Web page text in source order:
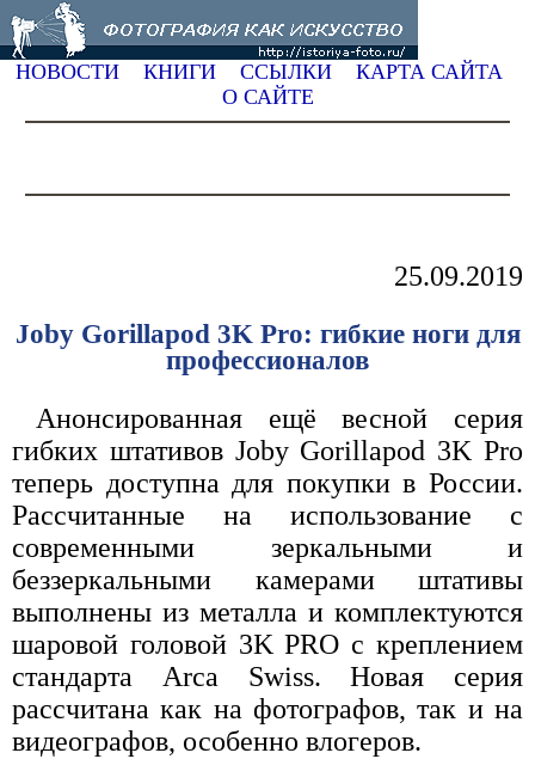
НОВОСТИ КНИГИ ССЫЛКИ
КАРТА САЙТА
О САЙТЕ
25.09.2019
Joby Gorillapod 3K Pro: гибкие ноги для
профессионалов
Анонсированная ещё весной серия
гибких штативов Joby Gorillapod 3K Pro
теперь доступна для покупки в России.
Рассчитанные на использование с
современными зеркальными и
беззеркальными камерами штативы
выполнены из металла и комплектуются
шаровой головой 3K PRO с креплением
стандарта Arca Swiss. Новая серия
рассчитана как на фотографов, так и на
видеографов, особенно влогеров.